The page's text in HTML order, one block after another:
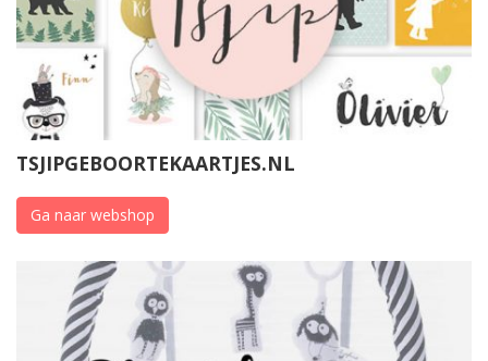
TSJIPGEBOORTEKAARTJES.NL
Ga naar webshop